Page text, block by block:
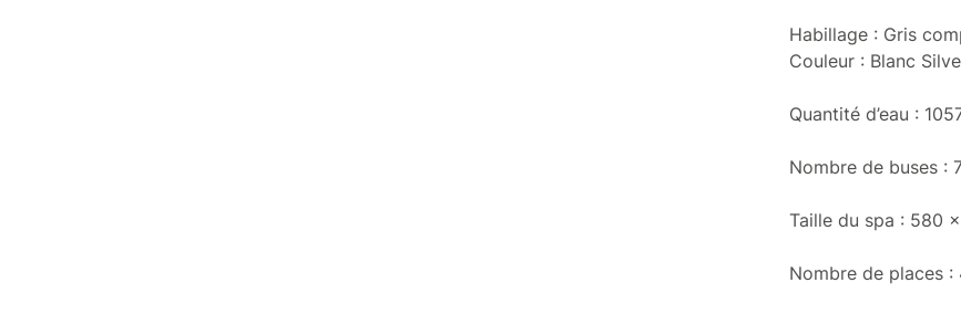
Habillage : Gris
Couleur : Blanc
Quantité d’eau :
Nombre de buses :
Taille du spa : 580
Nombre de places